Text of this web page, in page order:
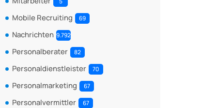
Mobile Recruiting 69
Nachrichten 9.792
Personalberater 82
Personaldienstleister 70
Personalmarketing 67
Personalvermittler 67